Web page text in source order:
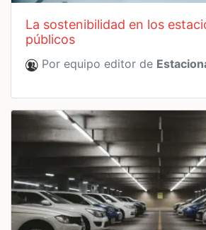
la sostenibilidad en los estacionamientos
públicos
Por equipo editor de